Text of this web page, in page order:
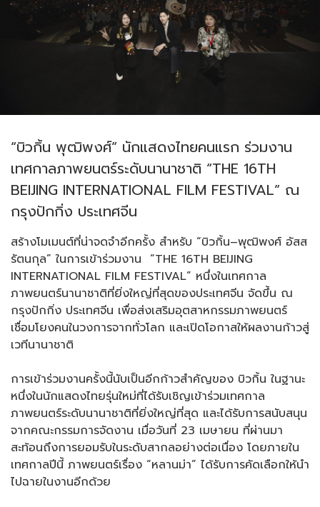
“บิวกิ้น พุฒิพงศ์” นักแสดงไทยคนแรก ร่วมงาน
เทศกาลภาพยนตร์ระดับนานาชาติ “THE 16TH
BEIJING INTERNATIONAL FILM FESTIVAL” ณ
กรุงปักกิ่ง ประเทศจีน
สร้างโมเมนต์ที่น่าจดจำอีกครั้ง สำหรับ “บิวกิ้น–พุฒิพงศ์ อัสส
รัตนกุล” ในการเข้าร่วมงาน “THE 16TH BEIJING
INTERNATIONAL FILM FESTIVAL” หนึ่งในเทศกาล
ภาพยนตร์นานาชาติที่ยิ่งใหญ่ที่สุดของประเทศจีน จัดขึ้น ณ
กรุงปักกิ่ง ประเทศจีน เพื่อส่งเสริมอุตสาหกรรมภาพยนตร์
เชื่อมโยงคนในวงการจากทั่วโลก และเปิดโอกาสให้ผลงานก้าวสู่
เวทีนานาชาติ
การเข้าร่วมงานครั้งนี้นับเป็นอีกก้าวสำคัญของ บิวกิ้น ในฐานะ
หนึ่งในนักแสดงไทยรุ่นใหม่ที่ได้รับเชิญเข้าร่วมเทศกาล
ภาพยนตร์ระดับนานาชาติที่ยิ่งใหญ่ที่สุด และได้รับการสนับสนุน
จากคณะกรรมการจัดงาน เมื่อวันที่ 23 เมษายน ที่ผ่านมา
สะท้อนถึงการยอมรับในระดับสากลอย่างต่อเนื่อง โดยภายใน
เทศกาลปีนี้ ภาพยนตร์เรื่อง “หลานม่า” ได้รับการคัดเลือกให้นำ
ไปฉายในงานอีกด้วย